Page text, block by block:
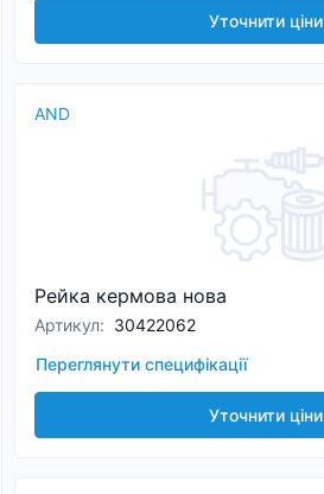
Уточнити ціни
AND
Рейка кермова нова
Артикул: 30422062
Переглянути специфікації
Уточнити ціни